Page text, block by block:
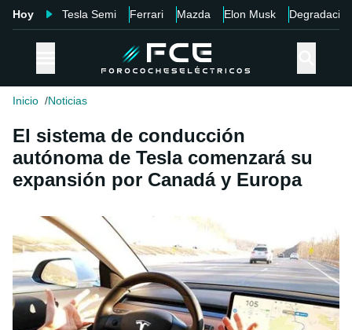
Hoy Tesla Semi Ferrari Mazda Elon Musk Degradación
Inicio Noticias
El sistema de conducción
autónoma de Tesla comenzará su
expansión por Canadá y Europa